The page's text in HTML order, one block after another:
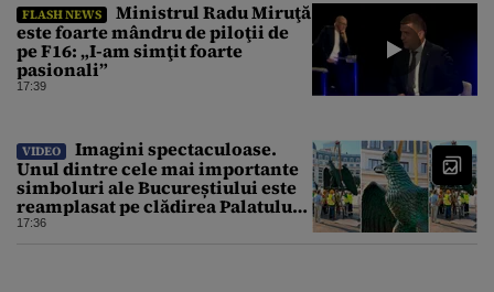
FLASH NEWS
Ministrul Radu Miruţă
este foarte mândru de piloţii de
pe F16: „I-am simţit foarte
pasionali”
17:39
VIDEO
Imagini spectaculoase.
Unul dintre cele mai importante
simboluri ale Bucureștiului este
reamplasat pe clădirea Palatului
Universității
17:36